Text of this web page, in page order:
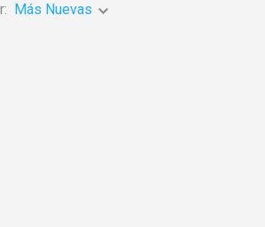
Más Nuevas